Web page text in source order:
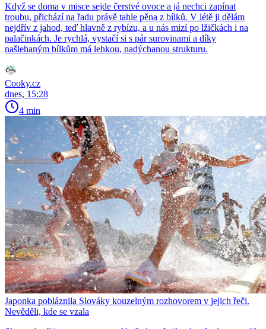
Když se doma v misce sejde čerstvé ovoce a já nechci zapínat
troubu, přichází na řadu právě tahle pěna z bílků. V létě ji dělám
nejdřív z jahod, teď hlavně z rybízu, a u nás mizí po lžičkách i na
palačinkách. Je rychlá, vystačí si s pár surovinami a díky
našlehaným bílkům má lehkou, nadýchanou strukturu.
Cooky.cz
dnes, 15:28
4 min
Japonka pobláznila Slováky kouzelným rozhovorem v jejich řeči.
Nevěděli, kde se vzala